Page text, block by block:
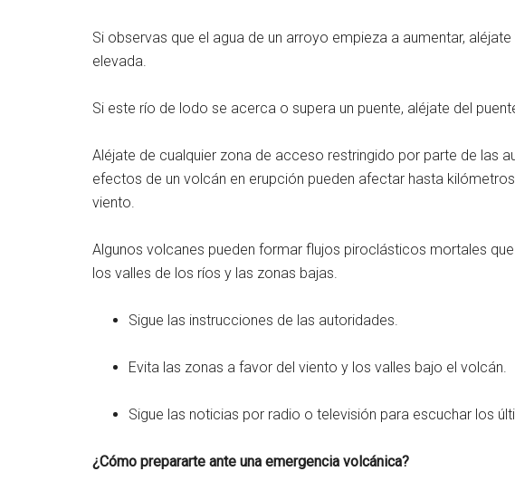
Si observas que el agua de un arroyo empieza a aumentar,
elevada.
Si este río de lodo se acerca o supera un puente, aléjate del
Aléjate de cualquier zona de acceso restringido por parte de las
efectos de un volcán en erupción pueden afectar hasta
viento.
Algunos volcanes pueden formar flujos piroclásticos mortales
los valles de los ríos y las zonas bajas.
Sigue las instrucciones de las autoridades.
Evita las zonas a favor del viento y los valles bajo el volcán.
Sigue las noticias por radio o televisión para escuchar los
¿Cómo prepararte ante una emergencia volcánica?